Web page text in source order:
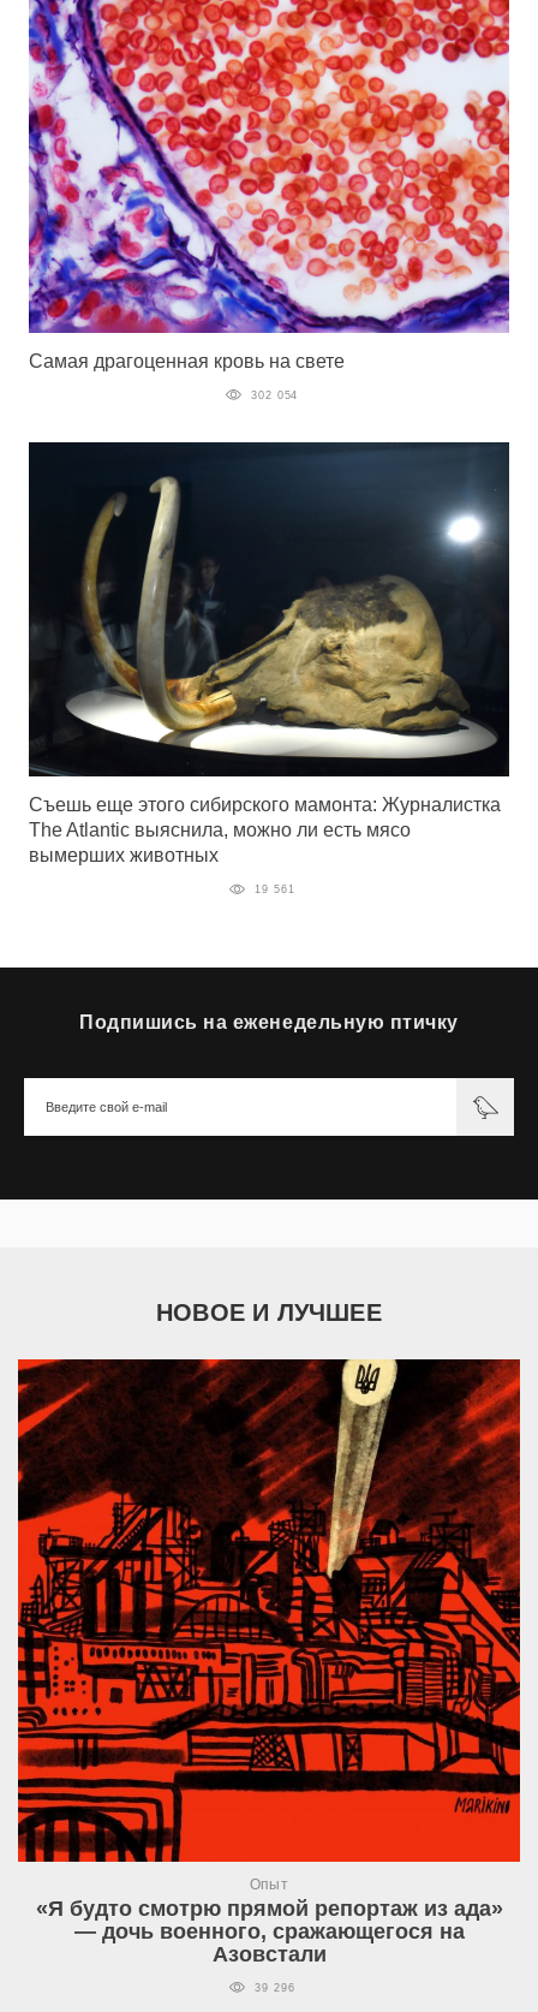
Самая драгоценная кровь на свете
302 054
Съешь еще этого сибирского мамонта: Журналистка
The Atlantic выяснила, можно ли есть мясо
вымерших животных
19 561
Подпишись на еженедельную птичку
НОВОЕ И ЛУЧШЕЕ
Опыт
«Я будто смотрю прямой репортаж из ада»
— дочь военного, сражающегося на
Азовстали
39 296